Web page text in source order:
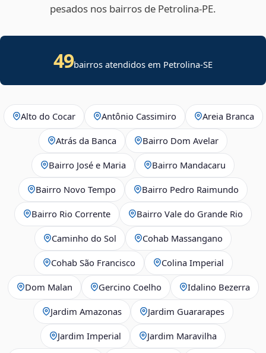
pesados nos bairros de Petrolina‑PE.
49bairros atendidos em Petrolina-SE
Alto do Cocar Antônio Cassimiro Areia Branca
Atrás da Banca Bairro Dom Avelar
Bairro José e Maria Bairro Mandacaru
Bairro Novo Tempo Bairro Pedro Raimundo
Bairro Rio Corrente Bairro Vale do Grande Rio
Caminho do Sol Cohab Massangano
Cohab São Francisco Colina Imperial
Dom Malan Gercino Coelho Idalino Bezerra
Jardim Amazonas Jardim Guararapes
Jardim Imperial Jardim Maravilha